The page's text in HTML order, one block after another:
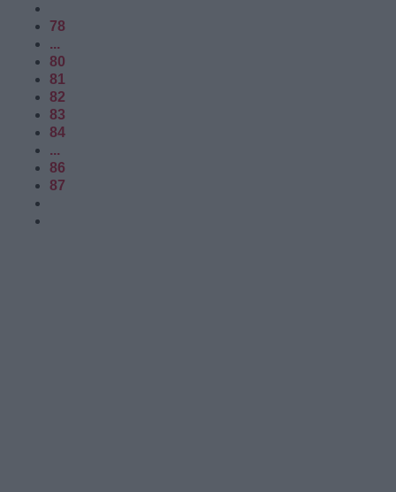
78
...
80
81
82
83
84
...
86
87